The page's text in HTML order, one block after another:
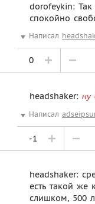
dorofeykin:
спокойно
Написал
0
headshaker: ну
Написал
-1
headshaker:
есть такой же
слишком, 500